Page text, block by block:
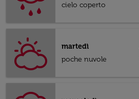
cielo coperto
martedì
poche nuvole